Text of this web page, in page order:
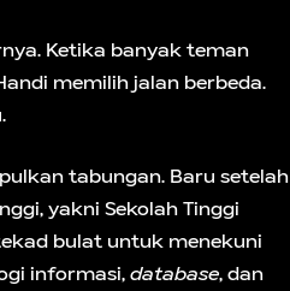
Ketika banyak teman
memilih jalan berbeda.
tabungan. Baru setelah
yakni Sekolah Tinggi
bulat untuk menekuni
informasi, database, dan